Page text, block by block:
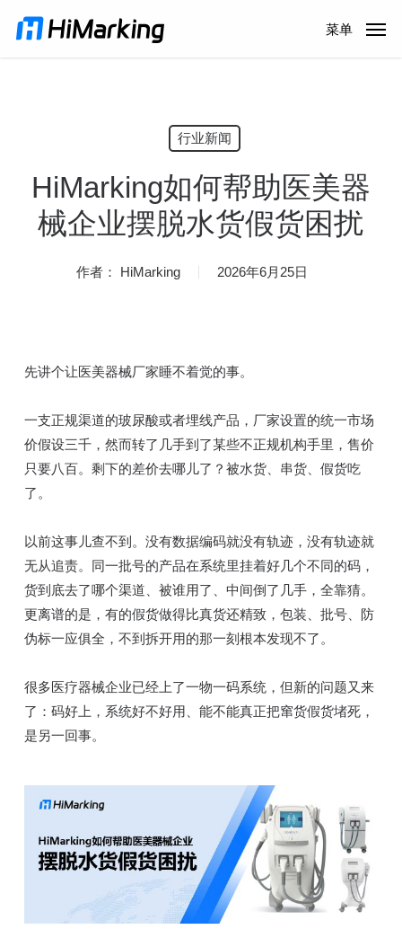
菜单
行业新闻
HiMarking如何帮助医美器
械企业摆脱水货假货困扰
作者： HiMarking 2026年6月25日
先讲个让医美器械厂家睡不着觉的事。
一支正规渠道的玻尿酸或者埋线产品，厂家设置的统一市场
价假设三千，然而转了几手到了某些不正规机构手里，售价
只要八百。剩下的差价去哪儿了？被水货、串货、假货吃
了。
以前这事儿查不到。没有数据编码就没有轨迹，没有轨迹就
无从追责。同一批号的产品在系统里挂着好几个不同的码，
货到底去了哪个渠道、被谁用了、中间倒了几手，全靠猜。
更离谱的是，有的假货做得比真货还精致，包装、批号、防
伪标一应俱全，不到拆开用的那一刻根本发现不了。
很多医疗器械企业已经上了一物一码系统，但新的问题又来
了：码好上，系统好不好用、能不能真正把窜货假货堵死，
是另一回事。